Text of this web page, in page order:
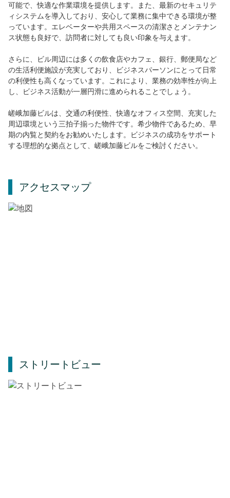
可能で、快適な作業環境を提供します。また、最新のセキュリテ
ィシステムを導入しており、安心して業務に集中できる環境が整
っています。エレベーターや共用スペースの清潔さとメンテナン
ス状態も良好で、訪問者に対しても良い印象を与えます。
さらに、ビル周辺には多くの飲食店やカフェ、銀行、郵便局など
の生活利便施設が充実しており、ビジネスパーソンにとって日常
の利便性も高くなっています。これにより、業務の効率性が向上
し、ビジネス活動が一層円滑に進められることでしょう。
嵯峨加藤ビルは、交通の利便性、快適なオフィス空間、充実した
周辺環境という三拍子揃った物件です。希少物件であるため、早
期の内覧と契約をお勧めいたします。ビジネスの成功をサポート
する理想的な拠点として、嵯峨加藤ビルをご検討ください。
アクセスマップ
ストリートビュー